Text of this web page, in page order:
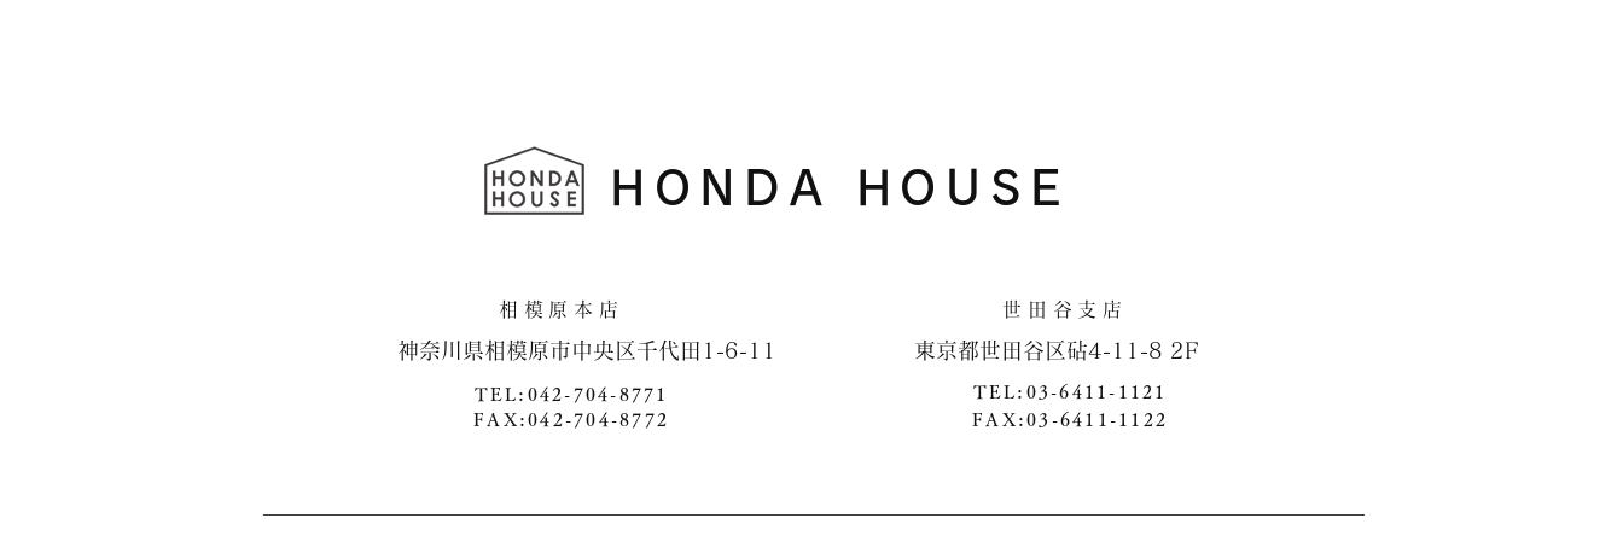
HONDA HOUSE
​相模原本店 世田谷支店
​神奈川県相模原市中央区千代田1-6-11 ​ 東京都世田谷区砧4-11-8 2F
TEL:042-704-8771
FAX:042-704-8772
TEL:03-6411-1121
FAX:03-6411-1122